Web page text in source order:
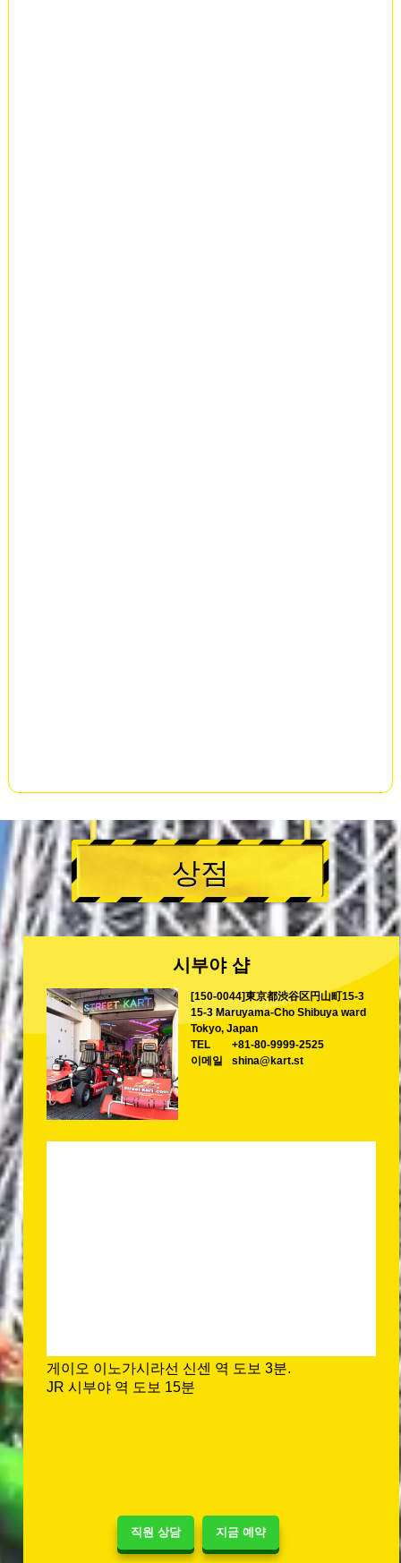
직원 상담 지금 예약
상점
시부야 샵
[150-0044]東京都渋谷区円山町15-3
15-3 Maruyama-Cho Shibuya ward
Tokyo, Japan
TEL
+81-80-9999-2525
이메일
shina@kart.st
게이오 이노가시라선 신센 역 도보 3분.
JR 시부야 역 도보 15분